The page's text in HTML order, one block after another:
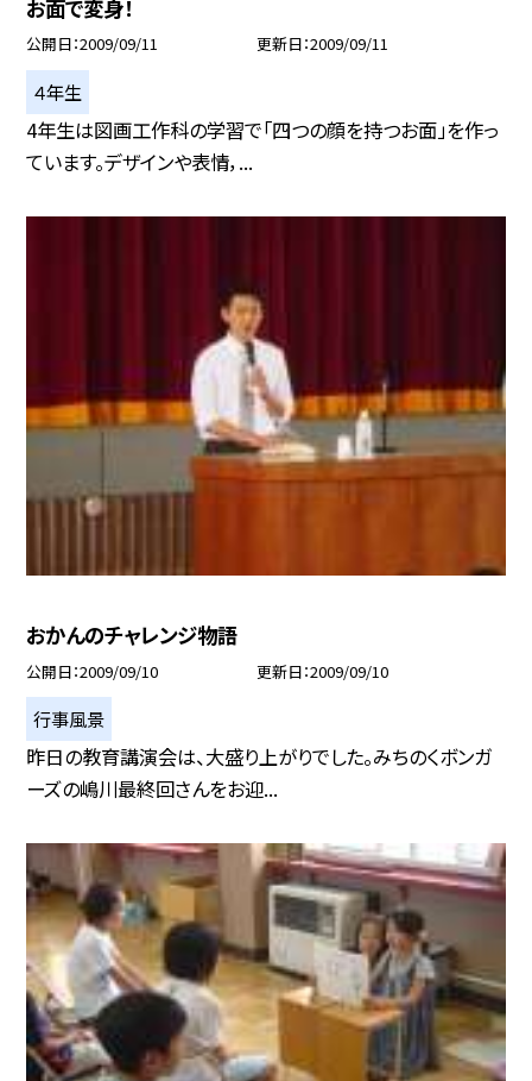
お面で変身！
公開日 2009/09/11 更新日 2009/09/11
４年生
4年生は図画工作科の学習で「四つの顔を持つお面」を作っ
ています。デザインや表情，...
おかんのチャレンジ物語
公開日 2009/09/10 更新日 2009/09/10
行事風景
昨日の教育講演会は、大盛り上がりでした。みちのくボンガ
ーズの嶋川最終回さんをお迎...